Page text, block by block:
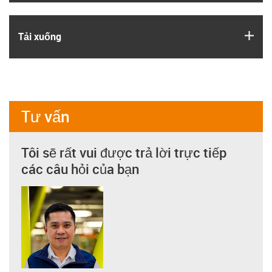
Tải xuống
Tư vấn
Tôi sẽ rất vui được trả lời trực tiếp
các câu hỏi của bạn